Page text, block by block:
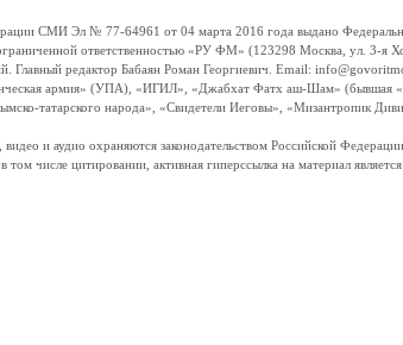
СМИ Эл № 77-64961 от 04 марта 2016 года выдано
ответственностью «РУ ФМ» (123298 Москва, ул. 3-я
Главный редактор Бабаян Роман Георгиевич. Email:
армия» (УПА), «ИГИЛ», «Джабхат Фатх аш-Шам»
народа», «Свидетели Иеговы», «Мизантропик
и аудио охраняются законодательством Российской
числе цитировании, активная гиперссылка на материал